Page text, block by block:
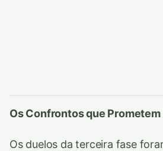
Os Confrontos que Prometem
Os duelos da terceira fase